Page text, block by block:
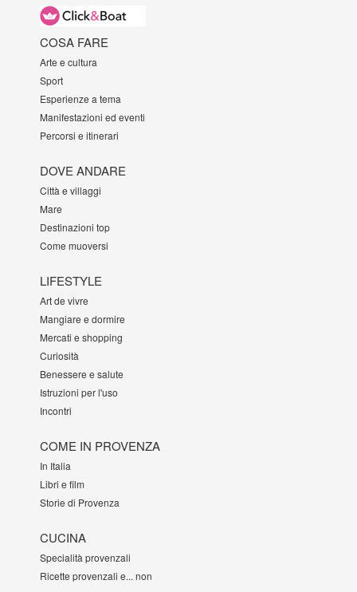
COSA FARE
Arte e cultura
Sport
Esperienze a tema
Manifestazioni ed eventi
Percorsi e itinerari
DOVE ANDARE
Città e villaggi
Mare
Destinazioni top
Come muoversi
LIFESTYLE
Art de vivre
Mangiare e dormire
Mercati e shopping
Curiosità
Benessere e salute
Istruzioni per l'uso
Incontri
COME IN PROVENZA
In Italia
Libri e film
Storie di Provenza
CUCINA
Specialità provenzali
Ricette provenzali e... non